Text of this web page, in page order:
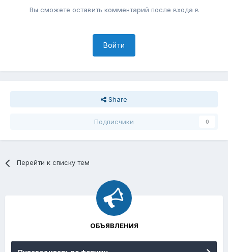
Вы сможете оставить комментарий после входа в
Войти
Share
Подписчики 0
Перейти к списку тем
ОБЪЯВЛЕНИЯ